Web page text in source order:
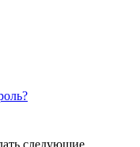
следующие